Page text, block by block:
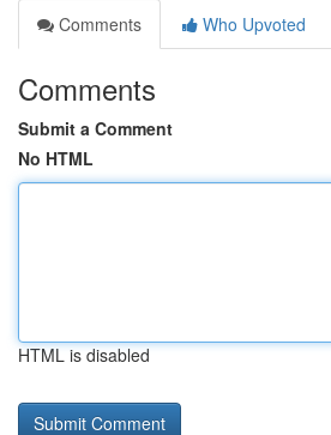
Comments
Who Upvoted
Comments
Submit a Comment
No HTML
HTML is disabled